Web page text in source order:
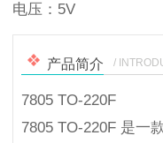
电压：5V
产品简介 /
7805 TO-220F
7805 TO-220F 是一